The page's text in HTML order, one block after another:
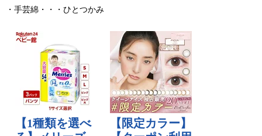
・手芸綿・・・ひとつかみ